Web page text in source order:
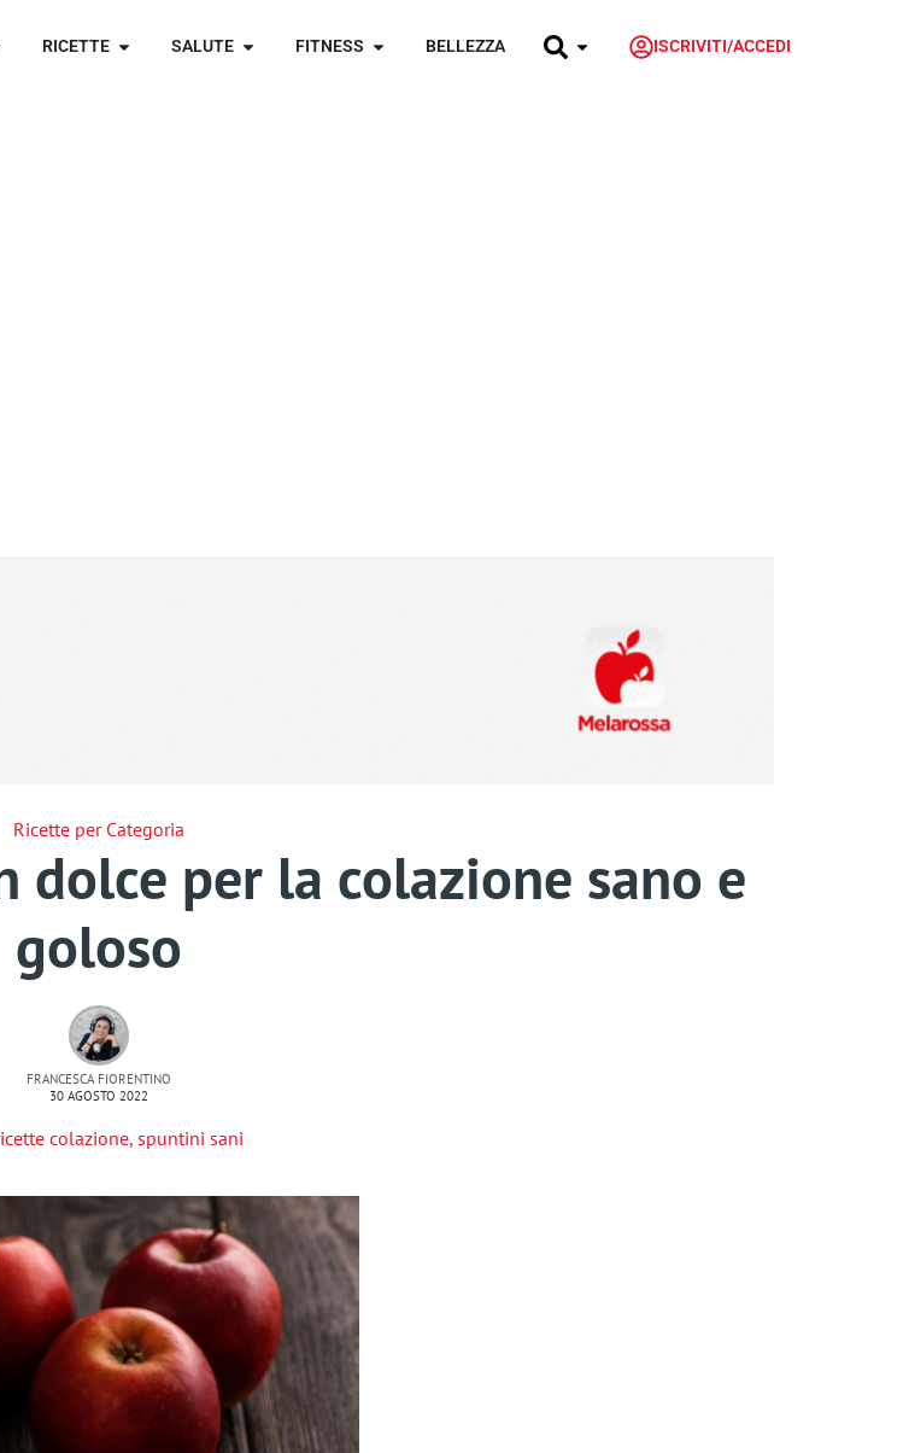
RICETTE SALUTE FITNESS BELLEZZA ISCRIVITI/ACCEDI
Ricette per Categoria
dolce per la colazione sano e
goloso
FRANCESCA FIORENTINO
30 AGOSTO 2022
colazione, spuntini sani